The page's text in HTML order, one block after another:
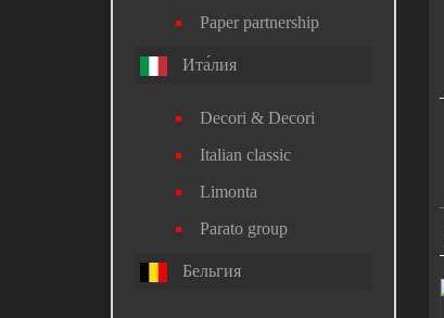
Paper partnership
Ита́лия
Decori & Decori
Italian classic
Limonta
Parato group
Бельгия